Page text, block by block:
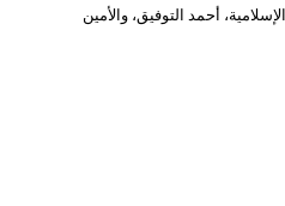
أحمد التوفيق، والأمين